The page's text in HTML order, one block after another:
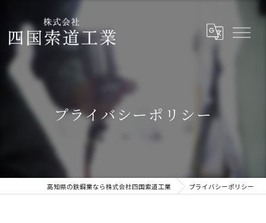
プライバシーポリシー
高知県の鉄鋼業なら株式会社四国索道工業 プライバシーポリシー